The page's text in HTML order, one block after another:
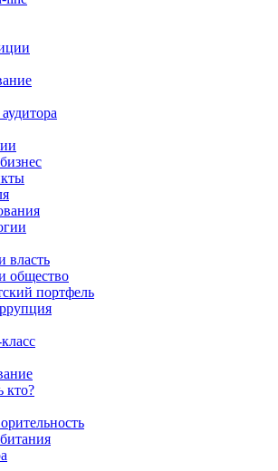
власть
общество
портфель
кто?